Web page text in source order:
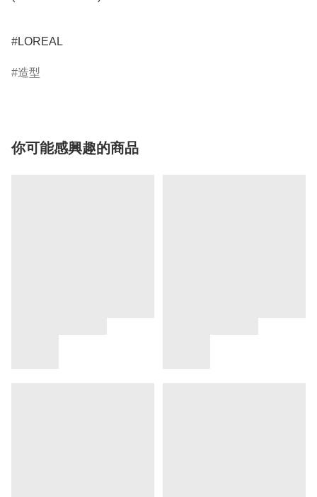
#LOREAL
造型
你可能感興趣的商品